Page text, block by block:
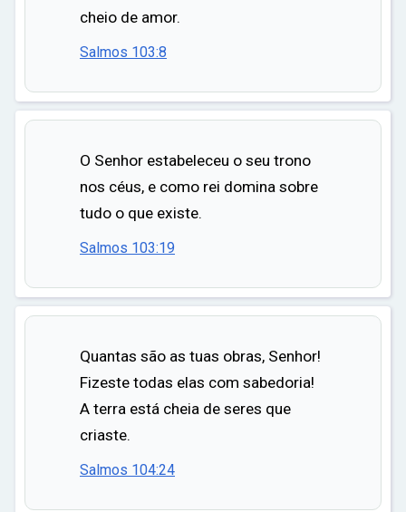
cheio de amor.
Salmos 103:8
O Senhor estabeleceu o seu trono
nos céus, e como rei domina sobre
tudo o que existe.
Salmos 103:19
Quantas são as tuas obras, Senhor!
Fizeste todas elas com sabedoria!
A terra está cheia de seres que
criaste.
Salmos 104:24